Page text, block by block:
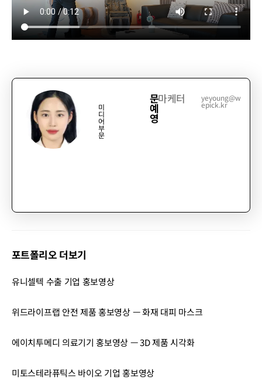
미
디
어
부
문
문
예
영
마케터 yeyoung@w
epick.kr
포트폴리오 더보기
유니셀텍 수출 기업 홍보영상
위드라이프랩 안전 제품 홍보영상 — 화재 대피 마스크
에이치투메디 의료기기 홍보영상 — 3D 제품 시각화
미토스테라퓨틱스 바이오 기업 홍보영상